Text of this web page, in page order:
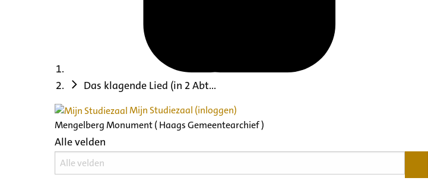
Das klagende Lied (in 2 Abt...
Mijn Studiezaal (inloggen)
Mengelberg Monument ( Haags Gemeentearchief )
Alle velden